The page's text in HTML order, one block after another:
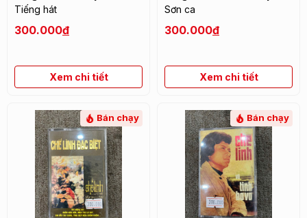
Tiếng hát
300.000đ
Xem chi tiết
Sơn ca
300.000đ
Xem chi tiết
Bán chạy Bán chạy